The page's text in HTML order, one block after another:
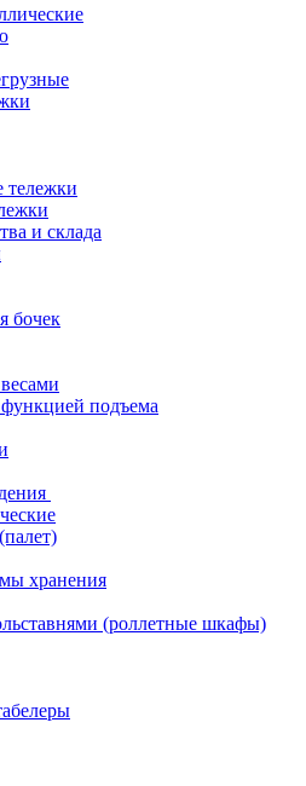
тележки
и склада
бочек
подъема
хранения
(роллетные шкафы)